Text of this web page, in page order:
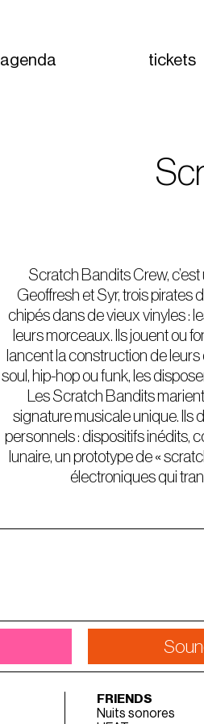
agenda tickets
Scratch Bandits Crew,
Geoffresh et Syr, trois pirates
chipés dans de vieux vinyles :
leurs morceaux. Ils jouent ou
lancent la construction de leurs
soul, hip-hop ou funk, les
Les Scratch Bandits
signature musicale unique. Ils
personnels : dispositifs inédits,
lunaire, un prototype de «
électroniques qui
FRIENDS
Nuits sonores